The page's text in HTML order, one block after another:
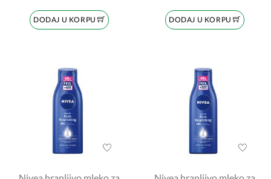
DODAJ U KORPU DODAJ U KORPU